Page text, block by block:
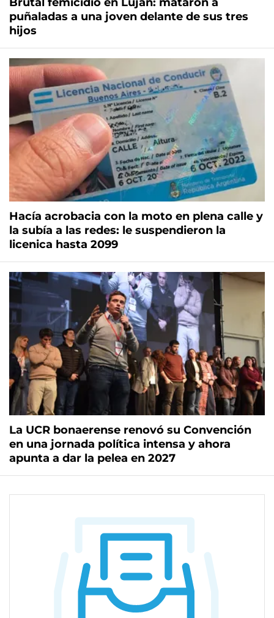
puñaladas a una joven delante de sus tres
hijos
Hacía acrobacia con la moto en plena calle y
la subía a las redes: le suspendieron la
licenica hasta 2099
La UCR bonaerense renovó su Convención
en una jornada política intensa y ahora
apunta a dar la pelea en 2027